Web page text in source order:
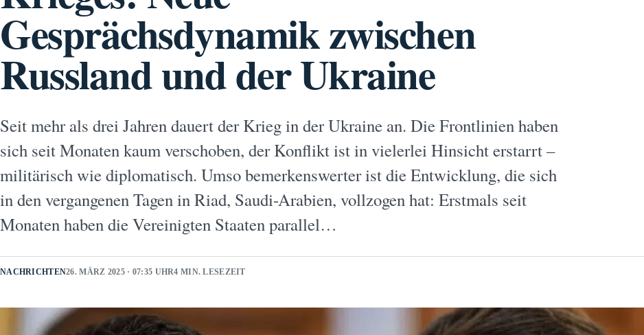
Gesprächsdynamik zwischen
Russland und der Ukraine
Seit mehr als drei Jahren dauert der Krieg in der Ukraine an. Die Frontlinien haben
sich seit Monaten kaum verschoben, der Konflikt ist in vielerlei Hinsicht erstarrt –
militärisch wie diplomatisch. Umso bemerkenswerter ist die Entwicklung, die sich
in den vergangenen Tagen in Riad, Saudi-Arabien, vollzogen hat: Erstmals seit
Monaten haben die Vereinigten Staaten parallel…
NACHRICHTEN26. MÄRZ 2025 · 07:35 UHR4 MIN. LESEZEIT